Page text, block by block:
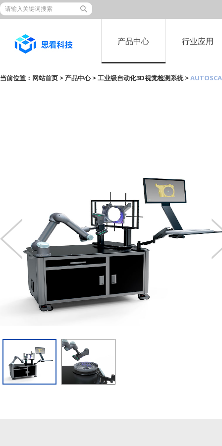
产品中心 行业应用
当前位置： 网站首页 > 产品中心>工业级自动化3D视觉检测系统>